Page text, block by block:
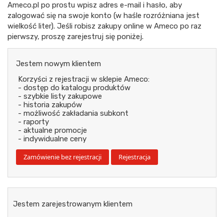
Ameco.pl po prostu wpisz adres e-mail i hasło, aby
zalogować się na swoje konto (w haśle rozróżniana jest
wielkość liter). Jeśli robisz zakupy online w Ameco po raz
pierwszy, proszę zarejestruj się poniżej.
Jestem nowym klientem
Korzyści z rejestracji w sklepie Ameco:
- dostęp do katalogu produktów
- szybkie listy zakupowe
- historia zakupów
- możliwość zakładania subkont
- raporty
- aktualne promocje
- indywidualne ceny
Jestem zarejestrowanym klientem